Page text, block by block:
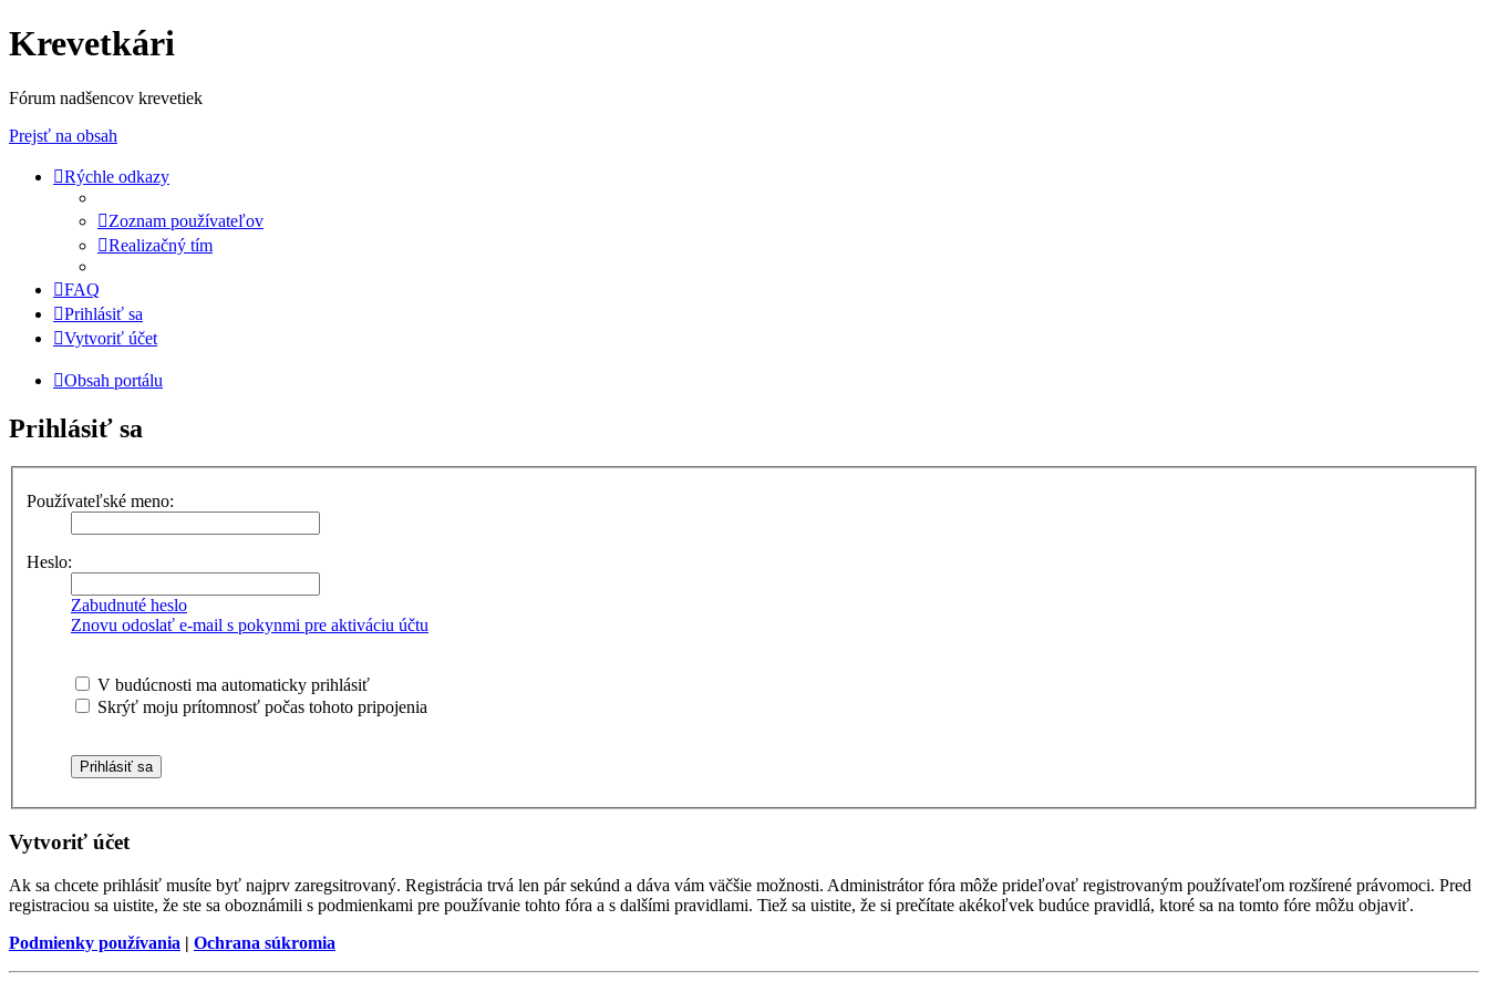
Krevetkári
Fórum nadšencov krevetiek
Prejsť na obsah
Rýchle odkazy
Zoznam používateľov
Realizačný tím
FAQ
Prihlásiť sa
Vytvoriť účet
Obsah portálu
Prihlásiť sa
Používateľské meno:
Heslo:
Zabudnuté heslo
Znovu odoslať e-mail s pokynmi pre aktiváciu účtu
V budúcnosti ma automaticky prihlásiť
Skrýť moju prítomnosť počas tohoto pripojenia
Vytvoriť účet
Ak sa chcete prihlásiť musíte byť najprv zaregsitrovaný. Registrácia trvá len pár sekúnd a dáva vám väčšie možnosti. Administrátor fóra môže prideľovať registrovaným používateľom rozšírené právomoci. Pred
registraciou sa uistite, že ste sa oboznámili s podmienkami pre používanie tohto fóra a s dalšími pravidlami. Tiež sa uistite, že si prečítate akékoľvek budúce pravidlá, ktoré sa na tomto fóre môžu objaviť.
Podmienky používania | Ochrana súkromia